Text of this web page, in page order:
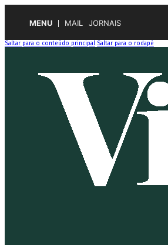
MENU MAIL JORNAIS
Saltar para o conteúdo principal Saltar para o rodapé